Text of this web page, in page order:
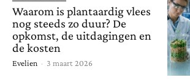
Waarom is plantaardig vlees
nog steeds zo duur? De
opkomst, de uitdagingen en
de kosten
Evelien - 3 maart 2026